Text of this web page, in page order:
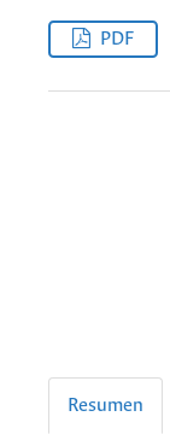
PDF
Resumen